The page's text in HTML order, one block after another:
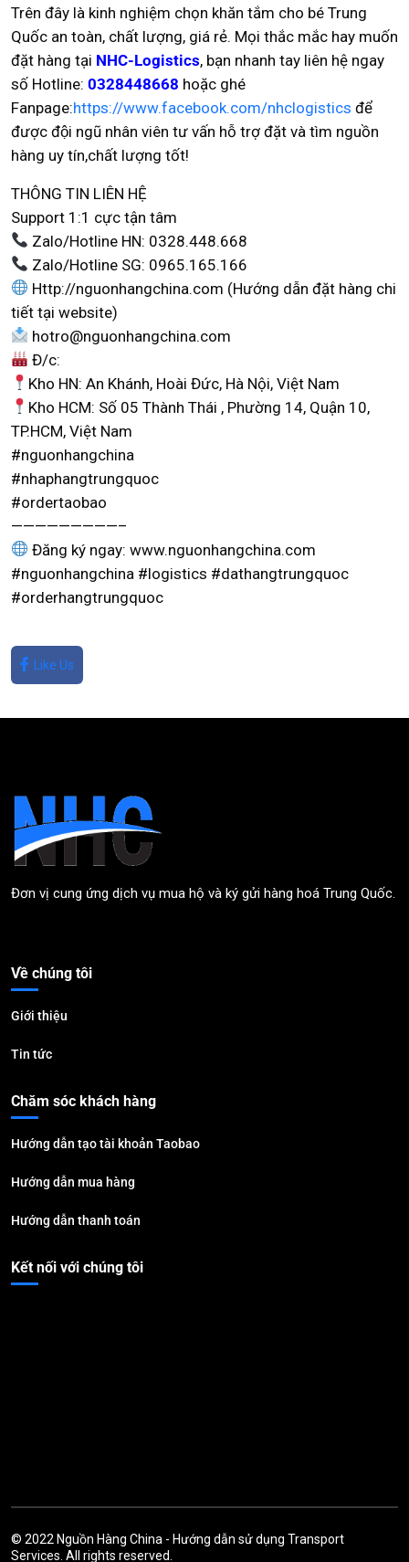
Trên đây là kinh nghiệm chọn khăn tắm cho bé Trung
Quốc an toàn, chất lượng, giá rẻ. Mọi thắc mắc hay muốn
đặt hàng tại NHC-Logistics, bạn nhanh tay liên hệ ngay
số Hotline: 0328448668 hoặc ghé
Fanpage:https://www.facebook.com/nhclogistics để
được đội ngũ nhân viên tư vấn hỗ trợ đặt và tìm nguồn
hàng uy tín,chất lượng tốt!
THÔNG TIN LIÊN HỆ
Support 1:1 cực tận tâm
Zalo/Hotline HN: 0328.448.668
Zalo/Hotline SG: 0965.165.166
Http://nguonhangchina.com (Hướng dẫn đặt hàng chi
tiết tại website)
hotro@nguonhangchina.com
Đ/c:
Kho HN: An Khánh, Hoài Đức, Hà Nội, Việt Nam
Kho HCM: Số 05 Thành Thái , Phường 14, Quận 10,
TP.HCM, Việt Nam
#nguonhangchina
#nhaphangtrungquoc
#ordertaobao
—————————–
Đăng ký ngay: www.nguonhangchina.com
#nguonhangchina #logistics #dathangtrungquoc
#orderhangtrungquoc
Like Us
Đơn vị cung ứng dịch vụ mua hộ và ký gửi hàng hoá Trung Quốc.
Về chúng tôi
Giới thiệu
Tin tức
Chăm sóc khách hàng
Hướng dẫn tạo tài khoản Taobao
Hướng dẫn mua hàng
Hướng dẫn thanh toán
Kết nối với chúng tôi
© 2022 Nguồn Hàng China - Hướng dẫn sử dụng Transport
Services. All rights reserved.